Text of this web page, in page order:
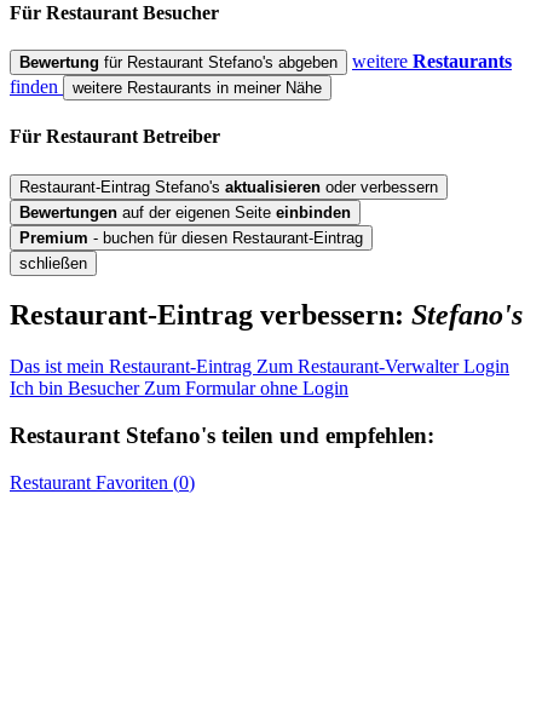
Für Restaurant Besucher
Bewertung für Restaurant Stefano's abgeben weitere Restaurants
finden
weitere Restaurants in meiner Nähe
Für Restaurant Betreiber
Restaurant-Eintrag Stefano's aktualisieren oder verbessern
Bewertungen auf der eigenen Seite einbinden
Premium - buchen für diesen Restaurant-Eintrag
schließen
Restaurant-Eintrag verbessern: Stefano's
Das ist mein Restaurant-Eintrag Zum Restaurant-Verwalter Login
Ich bin Besucher Zum Formular ohne Login
Restaurant Stefano's teilen und empfehlen:
Restaurant Favoriten (0)